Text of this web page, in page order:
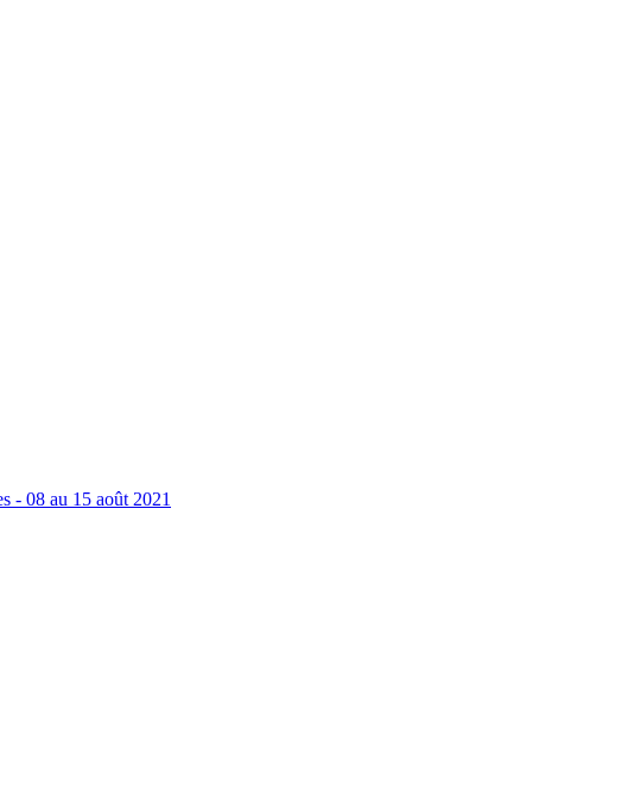
- 08 au 15 août 2021